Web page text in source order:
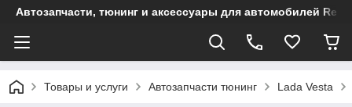
Автозапчасти, тюнинг и аксессуары для автомобилей
Товары и услуги Автозапчасти тюнинг Lada Vesta